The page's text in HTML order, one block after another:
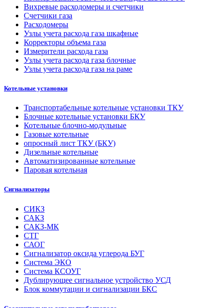
Вихревые расходомеры и счетчики
Счетчики газа
Расходомеры
Узлы учета расхода газа шкафные
Корректоры объема газа
Измерители расхода газа
Узлы учета расхода газа блочные
Узлы учета расхода газа на раме
Котельные установки
Транспортабельные котельные установки ТКУ
Блочные котельные установки БКУ
Котельные блочно-модульные
Газовые котельные
опросный лист ТКУ (БКУ)
Дизельные котельные
Автоматизированные котельные
Паровая котельная
Сигнализаторы
СИКЗ
САКЗ
САКЗ-МК
СТГ
САОГ
Сигнализатор оксида углерода БУГ
Система ЭКО
Система КСОУГ
Дублирующее сигнальное устройство УСД
Блок коммутации и сигнализации БКС